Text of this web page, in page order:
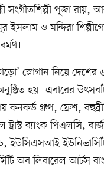
সংগীতশিল্পী পূজা
ইসলাম ও মন্দিরা
স্লোগান নিয়ে দেশের
হয়। এবারের
কনকর্ড গ্রুপ, ফ্রেশ,
ব্যাংক পিএলসি,
ইউসিএসআই
অব লিবারেল আর্টস